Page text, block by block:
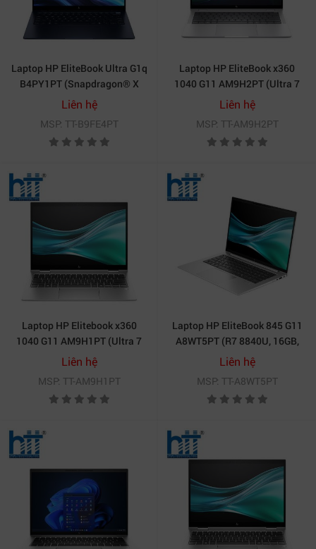
Laptop HP EliteBook Ultra G1q
B4PY1PT (Snapdragon® X
Elite X1E-78-100 | 32GB | 1TB |
Qualcomm® Adreno™ GPU |
14 inch 2.2K | Cảm ứng | Win
11 Pro | Xanh)
Liên hệ
MSP: TT-B9FE4PT
Laptop HP EliteBook x360
1040 G11 AM9H2PT (Ultra 7
165H, 16GB, 1TB, 14icnh, W11
Pro, Pen)
Liên hệ
MSP: TT-AM9H2PT
Laptop HP Elitebook x360
1040 G11 AM9H1PT (Ultra 7
165H | 16GB | 512GB | Intel®
Arc™ Graphics | 14 inch
WUXGA | Cảm ứng | Bút cảm
ứng | Win 11 Pro | Bạc)
Liên hệ
MSP: TT-AM9H1PT
Laptop HP EliteBook 845 G11
A8WT5PT (R7 8840U, 16GB,
512GB SSD, 14 inch WUXGA
Touch, 60HZ, Win 11 Pro, Bạc)
Liên hệ
MSP: TT-A8WT5PT